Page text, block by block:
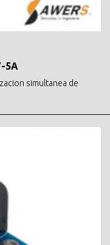
5A
simultanea de